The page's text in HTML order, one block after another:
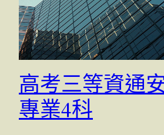
高考三等資通
專業4科